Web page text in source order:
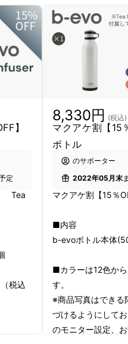
販売が初です。
iDrinkは「ボトルの
汚れや匂いが気にな
悩みを解決するため
】
定
Tea
税込
8,330円 (税込)
マクアケ割【
ボトル
のサポーター
2022年05月末
マクアケ割【15％
■内容
b-evoボトル本体
■カラーは12色か
す。
※商品写真はできる
づけるようにして
のモニター設定、